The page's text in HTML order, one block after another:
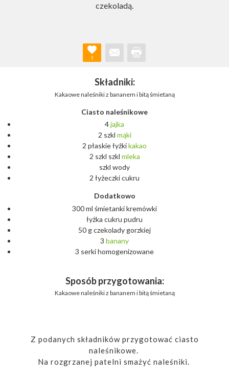
czekoladą.
1
Składniki:
Kakaowe naleśniki z bananem i bitą śmietaną
Ciasto naleśnikowe
4jajka
2 szkl mąki
2 płaskie łyżkikakao
2 szkl szkl mleka
szkl wody
2 łyżeczki cukru
Dodatkowo
300 ml śmietanki kremówki
łyżka cukru pudru
50 g czekolady gorzkiej
3 banany
3 serki homogenizowane
Sposób przygotowania:
Kakaowe naleśniki z bananem i bitą śmietaną
Z podanych składników przygotować ciasto
naleśnikowe.
Na rozgrzanej patelni smażyć naleśniki.